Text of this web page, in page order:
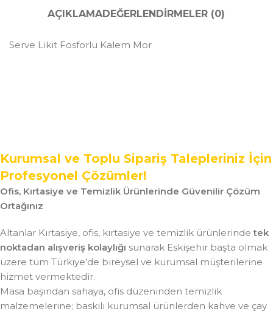
AÇIKLAMADEĞERLENDIRMELER (0)
Serve Likit Fosforlu Kalem Mor
Kurumsal ve Toplu Sipariş Talepleriniz İçin
Profesyonel Çözümler!
Ofis, Kırtasiye ve Temizlik Ürünlerinde Güvenilir Çözüm
Ortağınız
Altanlar Kırtasiye, ofis, kırtasiye ve temizlik ürünlerindetek
noktadan alışveriş kolaylığı sunarak Eskişehir başta olmak
üzere tüm Türkiye’de bireysel ve kurumsal müşterilerine
hizmet vermektedir.
Masa başından sahaya, ofis düzeninden temizlik
malzemelerine; baskılı kurumsal ürünlerden kahve ve çay